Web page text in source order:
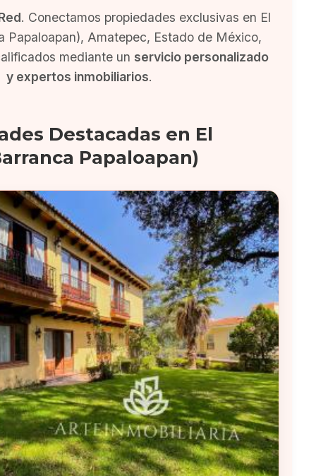
. Conectamos propiedades exclusivas en El
Papaloapan), Amatepec, Estado de México,
mediante un servicio personalizado
y expertos inmobiliarios.
Destacadas en El
Papaloapan)